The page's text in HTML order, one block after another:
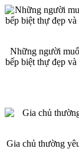
Những người
bếp biệt thự đẹp
Gia chủ thường